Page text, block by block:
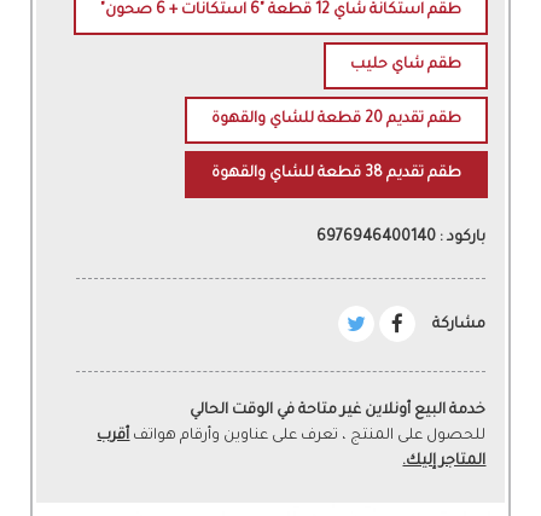
طقم استكانة شاي 12 قطعة "6 استكانات + 6 صحون"
طقم شاي حليب
طقم تقديم 20 قطعة للشاي والقهوة
طقم تقديم 38 قطعة للشاي والقهوة
باركود : 6976946400140
مشاركة
خدمة البيع أونلاين غير متاحة في الوقت الحالي
للحصول على المنتج ، تعرف على عناوين وأرقام هواتفأقرب
المتاجر إليك.